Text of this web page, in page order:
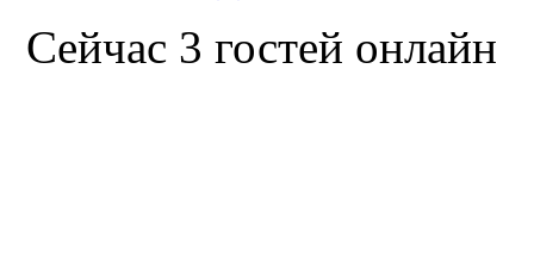
Сейчас 3 гостей онлайн